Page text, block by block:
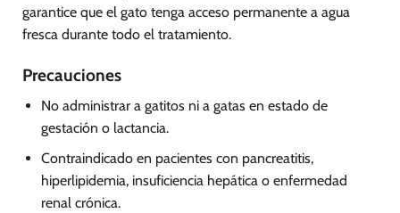
garantice que el gato tenga acceso permanente a agua
fresca durante todo el tratamiento.
Precauciones
No administrar a gatitos ni a gatas en estado de
gestación o lactancia.
Contraindicado en pacientes con pancreatitis,
hiperlipidemia, insuficiencia hepática o enfermedad
renal crónica.